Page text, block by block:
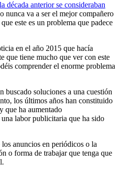
década anterior se consideraban
nunca va a ser el mejor compañero
este es un problema que padece
en el año 2015 que hacía
que tiene mucho que ver con este
comprender el enorme problema
buscado soluciones a una cuestión
los últimos años han constituido
que ha aumentado
labor publicitaria que ha sido
anuncios en periódicos o la
o forma de trabajar que tenga que